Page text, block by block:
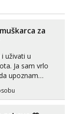
za
uživati u
Ja sam vrlo
upoznam
na link